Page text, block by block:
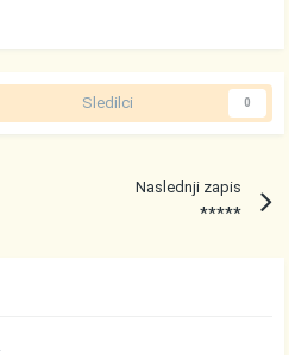
Sledilci 0
Naslednji zapis
*****